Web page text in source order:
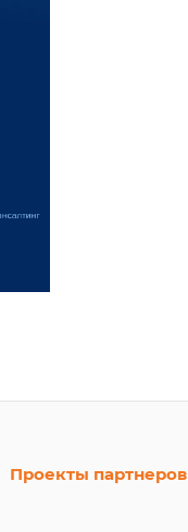
Проекты партнеров